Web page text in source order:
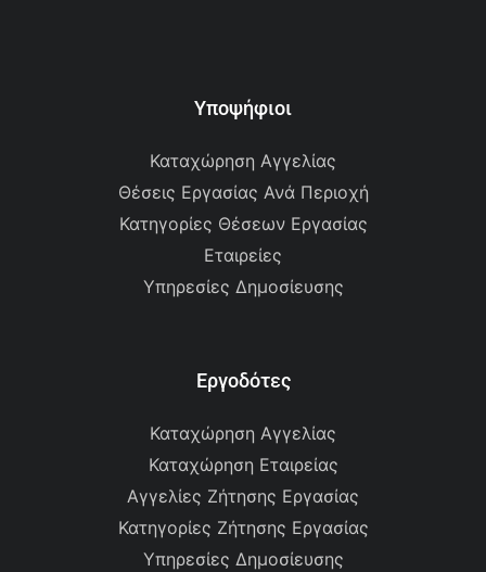
Υποψήφιοι
Καταχώρηση Αγγελίας
Θέσεις Εργασίας Ανά Περιοχή
Κατηγορίες Θέσεων Εργασίας
Εταιρείες
Υπηρεσίες Δημοσίευσης
Εργοδότες
Καταχώρηση Αγγελίας
Καταχώρηση Εταιρείας
Αγγελίες Ζήτησης Εργασίας
Κατηγορίες Ζήτησης Εργασίας
Υπηρεσίες Δημοσίευσης